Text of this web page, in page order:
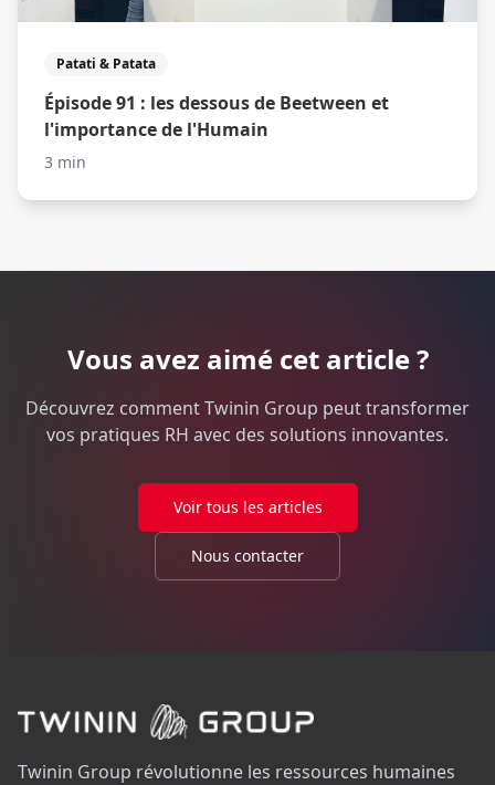
Patati & Patata
Épisode 91 : les dessous de Beetween et
l'importance de l'Humain
3 min
Vous avez aimé cet article ?
Découvrez comment Twinin Group peut transformer
vos pratiques RH avec des solutions innovantes.
Voir tous les articles
Nous contacter
Twinin Group révolutionne les ressources humaines